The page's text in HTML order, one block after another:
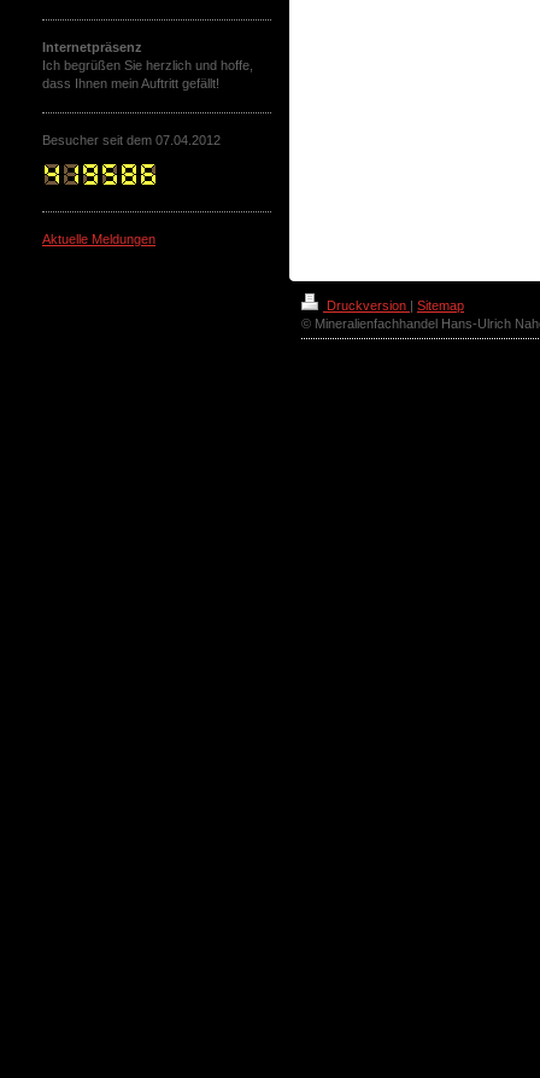
Internetpräsenz
Ich begrüßen Sie herzlich und hoffe,
dass Ihnen mein Auftritt gefällt!
Besucher seit dem 07.04.2012
Aktuelle Meldungen
Druckversion | Sitemap
© Mineralienfachhandel Hans-Ulrich